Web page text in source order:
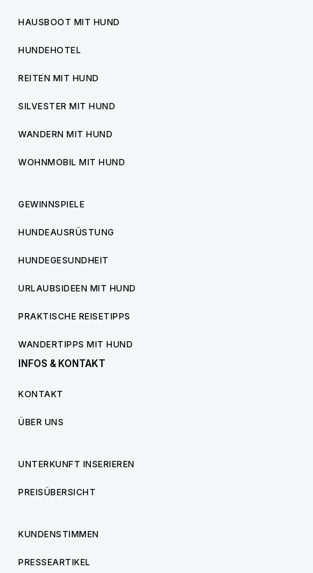
HAUSBOOT MIT HUND
HUNDEHOTEL
REITEN MIT HUND
SILVESTER MIT HUND
WANDERN MIT HUND
WOHNMOBIL MIT HUND
GEWINNSPIELE
HUNDEAUSRÜSTUNG
HUNDEGESUNDHEIT
URLAUBSIDEEN MIT HUND
PRAKTISCHE REISETIPPS
WANDERTIPPS MIT HUND
INFOS & KONTAKT
KONTAKT
ÜBER UNS
UNTERKUNFT INSERIEREN
PREISÜBERSICHT
KUNDENSTIMMEN
PRESSEARTIKEL